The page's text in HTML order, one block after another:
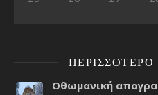
Οθωμανική